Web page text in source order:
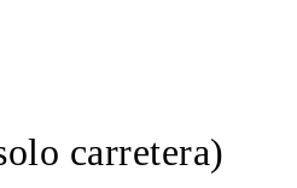
carretera)